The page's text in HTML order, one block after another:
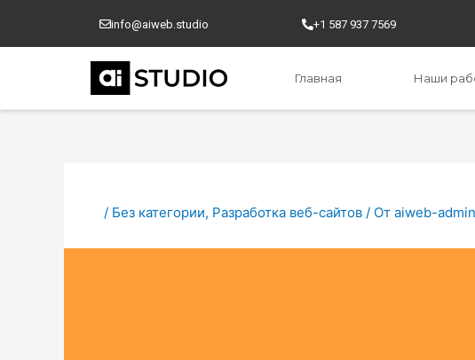
содержимому
info@aiweb.studio +1 587 937 7569
Главная Наши
/ Без категории, Разработка веб-сайтов / От aiweb-admin
записям